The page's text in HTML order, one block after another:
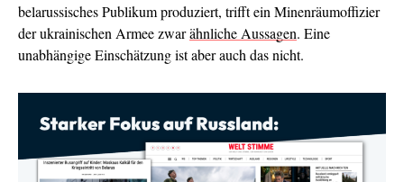
belarussisches Publikum produziert, trifft ein Minenräumoffizier
der ukrainischen Armee zwarähnliche Aussagen. Eine
unabhängige Einschätzung ist aber auch das nicht.